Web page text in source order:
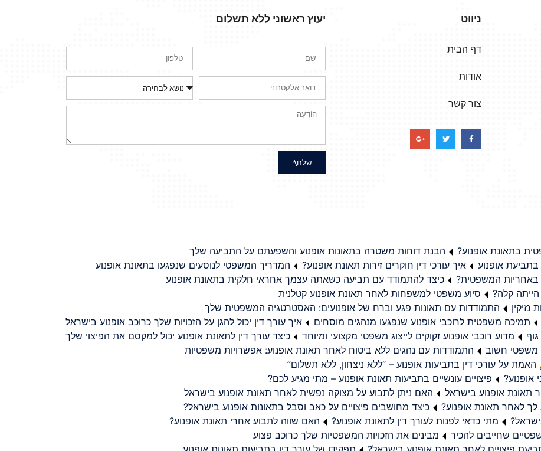
ניווט
דף הבית
אודות
צור קשר
יעוץ ראשוני ללא תשלום
שלח\י
בתאונת אופנוע?
הבנת דוחות משטרה בתאונות אופנוע והשפעתם על התביעה שלך
אופנוע
איך עורכי דין חוקרים זירות תאונת אופנוע?
המדריך המשפטי לנוסעים שנפגעו בתאונת אופנוע
באחריות המשפטית?
כיצד להתמודד עם תביעה כשאתה עצמך אחראי חלקית בתאונת אופנוע
קלה?
סיוע משפטי למשפחות לאחר תאונת אופנוע קטלנית
התמודדות עם תאונות פגע וברח של אופנועים: האסטרטגיה המשפטית שלך
תמיכה משפטית לרוכבי אופנוע שנפגעו מנהגים מוסחים
איך עורך דין יכול להגן על הזכויות שלך כרוכב אופנוע בישראל
מדוע רוכבי אופנוע זקוקים לייצוג משפטי מקצועי ומיוחד
כיצד עורך דין לתאונת אופנוע יכול למקסם את הפיצוי שלך
משפטי חשוב
התמודדות עם נהגים ללא ביטוח לאחר תאונת אופנוע: אפשרויות משפטיות
על עורכי דין בתביעות אופנוע – “ללא ניצחון, ללא תשלום”
פיצויים עונשיים בתביעות תאונת אופנוע – מתי מגיע לכם?
תאונת אופנוע בישראל
האם ניתן לתבוע על מצוקה נפשית לאחר תאונת אופנוע בישראל
לאחר תאונת אופנוע?
כיצד מחושבים פיצויים על כאב וסבל בתאונות אופנוע בישראל?
מתי כדאי לפנות לעורך דין לתאונת אופנוע?
האם שווה לתבוע אחרי תאונת אופנוע?
שחייבים להכיר
מבינים את הזכויות המשפטיות שלך כרוכב פצוע